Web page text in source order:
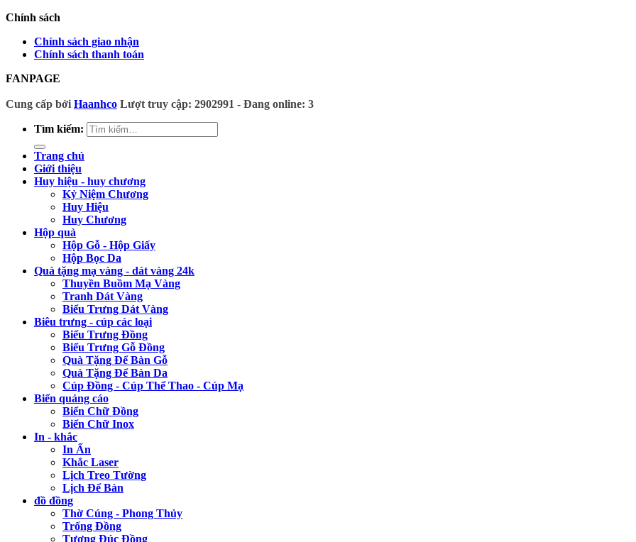
Chính sách
Chính sách giao nhận
Chính sách thanh toán
FANPAGE
Cung cấp bởi Haanhco Lượt truy cập: 2902991 - Đang online: 3
Tìm kiếm:
Trang chủ
Giới thiệu
Huy hiệu - huy chương
Kỷ Niệm Chương
Huy Hiệu
Huy Chương
Hộp quà
Hộp Gỗ - Hộp Giấy
Hộp Bọc Da
Quà tặng mạ vàng - dát vàng 24k
Thuyền Buồm Mạ Vàng
Tranh Dát Vàng
Biểu Trưng Dát Vàng
Biêu trưng - cúp các loại
Biểu Trưng Đồng
Biểu Trưng Gỗ Đồng
Quà Tặng Để Bàn Gỗ
Quà Tặng Để Bàn Da
Cúp Đồng - Cúp Thể Thao - Cúp Mạ
Biển quảng cáo
Biển Chữ Đồng
Biển Chữ Inox
In - khắc
In Ấn
Khắc Laser
Lịch Treo Tường
Lịch Để Bàn
đồ đồng
Thờ Cúng - Phong Thủy
Trống Đồng
Tượng Đúc Đồng